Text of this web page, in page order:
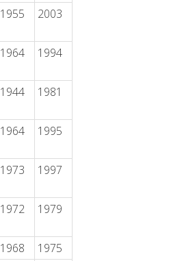
1955 2003
1964 1994
1944 1981
1964 1995
1973 1997
1972 1979
1968 1975